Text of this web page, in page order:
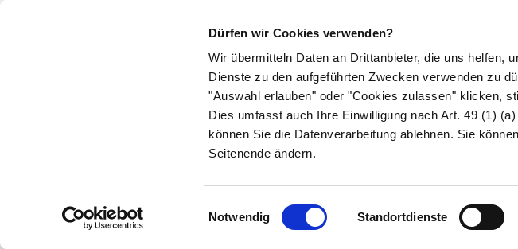
Dürfen wir Cookies verwenden?
Wir übermitteln Daten an Drittanbieter, die uns helfen,
Dienste zu den aufgeführten Zwecken verwenden zu
"Auswahl erlauben" oder "Cookies zulassen" klicken,
Dies umfasst auch Ihre Einwilligung nach Art. 49 (1)
können Sie die Datenverarbeitung ablehnen. Sie
Seitenende ändern.
Einwilligungsauswahl
Notwendig Standortdienste
Symptome Therapie Medikamente